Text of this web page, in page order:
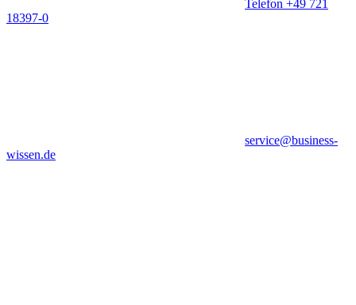
Telefon +49 721
18397-0
service@business-
wissen.de